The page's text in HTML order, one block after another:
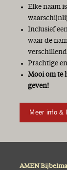
Elke naam
Inclusief
waar de
Prachtige
Mooi om te
geven!
Meer info &
AMEN